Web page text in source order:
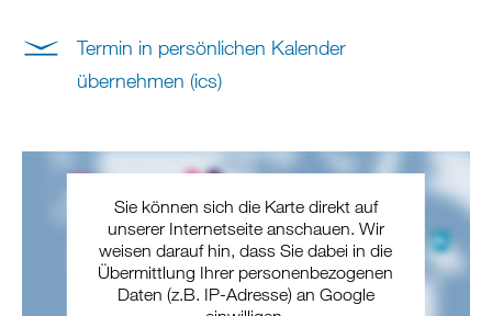
Termin in persönlichen Kalender
übernehmen (ics)
Sie können sich die Karte direkt auf
unserer Internetseite anschauen. Wir
weisen darauf hin, dass Sie dabei in die
Übermittlung Ihrer personenbezogenen
Daten (z.B. IP-Adresse) an Google